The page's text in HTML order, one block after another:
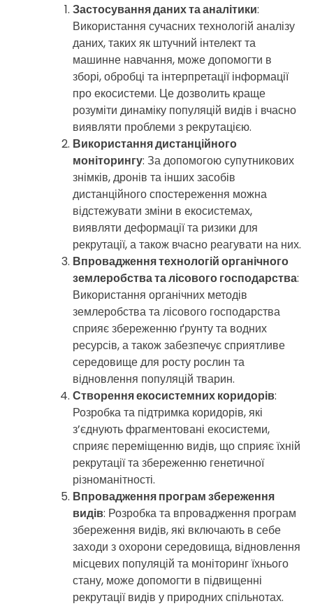
Застосування даних та аналітики:
Використання сучасних технологій аналізу
даних, таких як штучний інтелект та
машинне навчання, може допомогти в
зборі, обробці та інтерпретації інформації
про екосистеми. Це дозволить краще
розуміти динаміку популяцій видів і вчасно
виявляти проблеми з рекрутацією.
Використання дистанційного
моніторингу: За допомогою супутникових
знімків, дронів та інших засобів
дистанційного спостереження можна
відстежувати зміни в екосистемах,
виявляти деформації та ризики для
рекрутації, а також вчасно реагувати на них.
Впровадження технологій органічного
землеробства та лісового господарства:
Використання органічних методів
землеробства та лісового господарства
сприяє збереженню ґрунту та водних
ресурсів, а також забезпечує сприятливе
середовище для росту рослин та
відновлення популяцій тварин.
Створення екосистемних коридорів:
Розробка та підтримка коридорів, які
з’єднують фрагментовані екосистеми,
сприяє переміщенню видів, що сприяє їхній
рекрутації та збереженню генетичної
різноманітності.
Впровадження програм збереження
видів: Розробка та впровадження програм
збереження видів, які включають в себе
заходи з охорони середовища, відновлення
місцевих популяцій та моніторинг їхнього
стану, може допомогти в підвищенні
рекрутації видів у природних спільнотах.